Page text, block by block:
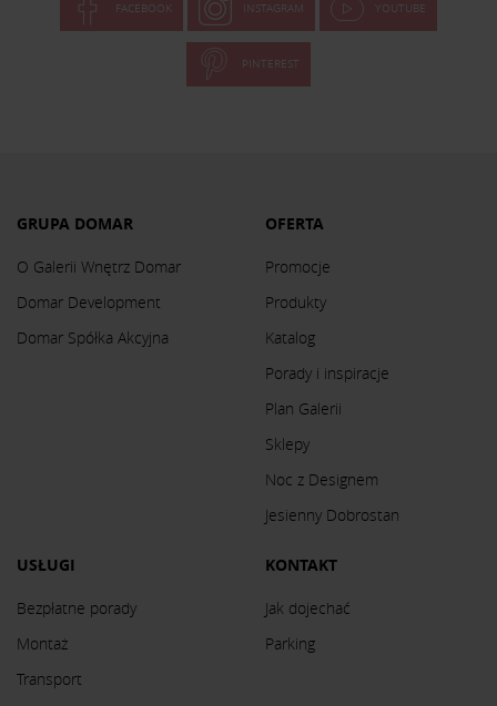
FACEBOOK INSTAGRAM YOUTUBE
PINTEREST
GRUPA DOMAR
O Galerii Wnętrz Domar
Domar Development
Domar Spółka Akcyjna
OFERTA
Promocje
Produkty
Katalog
Porady i inspiracje
Plan Galerii
Sklepy
Noc z Designem
Jesienny Dobrostan
USŁUGI
Bezpłatne porady
Montaż
Transport
KONTAKT
Jak dojechać
Parking